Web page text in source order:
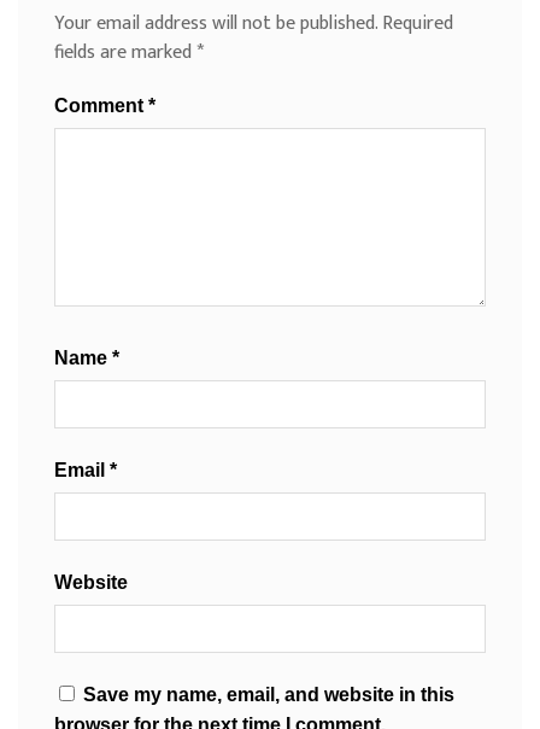
Your email address will not be published.Required
fields are marked*
Comment*
Name *
Email *
Website
Save my name, email, and website in this